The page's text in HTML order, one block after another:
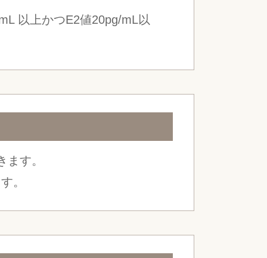
以上かつE2値20pg/mL以
す。
。